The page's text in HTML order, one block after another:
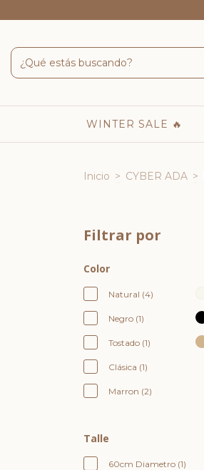
WINTER SALE 🔥
Inicio > CYBER ADA >
Filtrar por
Color
Natural (4)
Negro (1)
Tostado (1)
Clásica (1)
Marron (2)
Talle
60cm Diametro (1)